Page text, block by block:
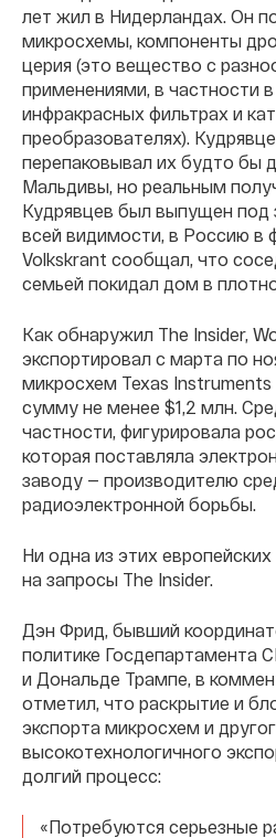
лет жил в Нидерландах. Он
микросхемы, компоненты
церия (это вещество с
применениями, в частности
инфракрасных фильтрах и
преобразователях).
перепаковывал их будто бы
Мальдивы, но реальным
Кудрявцев был выпущен под
всей видимости, в Россию в
Volkskrant сообщал, что
семьей покидал дом в
Как обнаружил The Insider,
экспортировал с марта по
микросхем Texas Instruments
сумму не менее $1,2 млн.
частности, фигурировала
которая поставляла
заводу — производителю
радиоэлектронной борьбы.
Ни одна из этих
на запросы The Insider.
Дэн Фрид, бывший
политике Госдепартамента
и Дональде Трампе, в
отметил, что раскрытие и
экспорта микросхем и
высокотехнологичного
долгий процесс:
«Потребуются серьезные